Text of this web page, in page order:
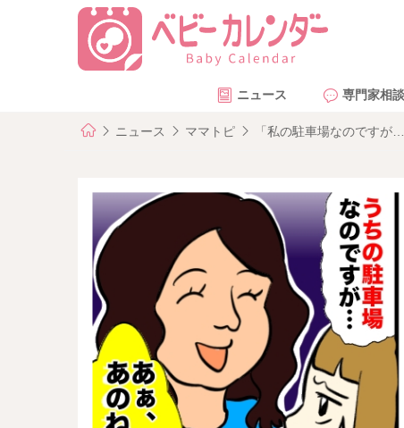
ニュース 専門家相談
ニュース ママトピ 「私の駐車場なのです